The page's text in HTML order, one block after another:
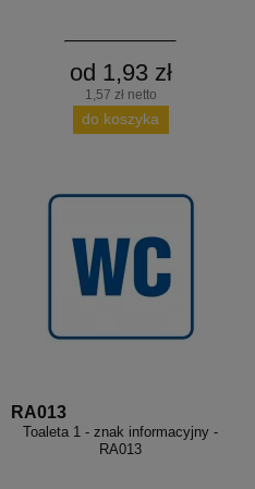
od 1,93 zł
1,57 zł netto
do koszyka
RA013
Toaleta 1 - znak informacyjny -
RA013